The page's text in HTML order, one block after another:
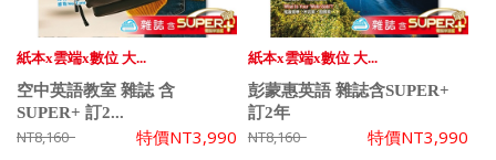
紙本x雲端x數位 大...
空中英語教室 雜誌 含
SUPER+ 訂2...
NT8,160 特價NT3,990
紙本x雲端x數位 大...
彭蒙惠英語 雜誌含SUPER+
訂2年
NT8,160 特價NT3,990